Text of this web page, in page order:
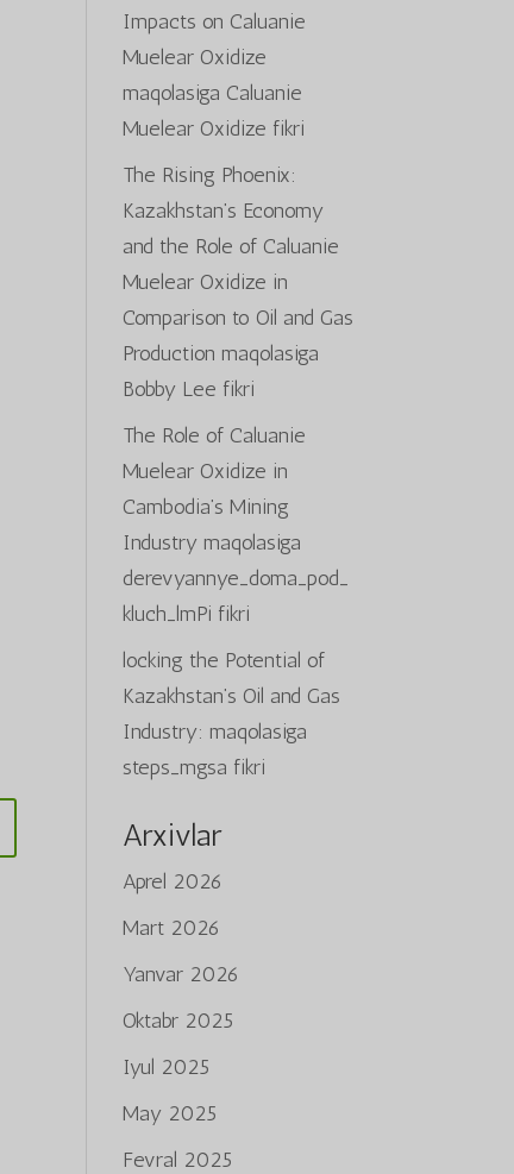
Impacts on Caluanie
Muelear Oxidize
maqolasiga Caluanie
Muelear Oxidize fikri
The Rising Phoenix:
Kazakhstan’s Economy
and the Role of Caluanie
Muelear Oxidize in
Comparison to Oil and Gas
Production maqolasiga
Bobby Lee fikri
The Role of Caluanie
Muelear Oxidize in
Cambodia’s Mining
Industry maqolasiga
derevyannye_doma_pod_
kluch_lmPi fikri
locking the Potential of
Kazakhstan’s Oil and Gas
Industry: maqolasiga
steps_mgsa fikri
Arxivlar
Aprel 2026
Mart 2026
Yanvar 2026
Oktabr 2025
Iyul 2025
May 2025
Fevral 2025